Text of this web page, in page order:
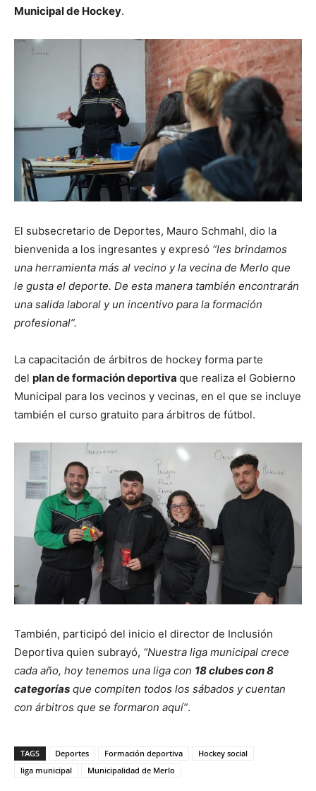
Municipal de Hockey.
El subsecretario de Deportes, Mauro Schmahl, dio la
bienvenida a los ingresantes y expresó “les brindamos
una herramienta más al vecino y la vecina de Merlo que
le gusta el deporte. De esta manera también encontrarán
una salida laboral y un incentivo para la formación
profesional”.
La capacitación de árbitros de hockey forma parte
del plan de formación deportiva que realiza el Gobierno
Municipal para los vecinos y vecinas, en el que se incluye
también el curso gratuito para árbitros de fútbol.
También, participó del inicio el director de Inclusión
Deportiva quien subrayó, “Nuestra liga municipal crece
cada año, hoy tenemos una liga con 18 clubes con 8
categorías que compiten todos los sábados y cuentan
con árbitros que se formaron aquí”.
TAGS Deportes Formación deportiva
Hockey social
liga municipal
Municipalidad de Merlo